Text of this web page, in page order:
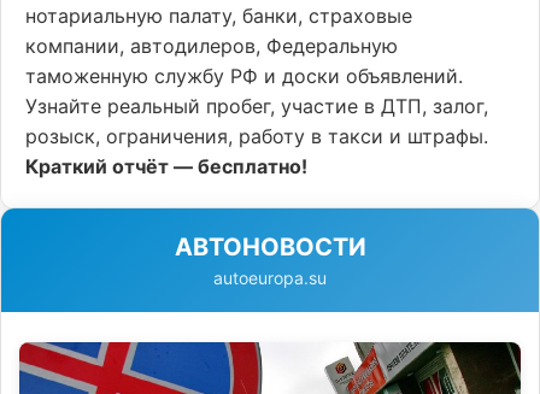
нотариальную палату, банки, страховые
компании, автодилеров, Федеральную
таможенную службу РФ и доски объявлений.
Узнайте реальный пробег, участие в ДТП, залог,
розыск, ограничения, работу в такси и штрафы.
Краткий отчёт — бесплатно!
АВТОНОВОСТИ
autoeuropa.su